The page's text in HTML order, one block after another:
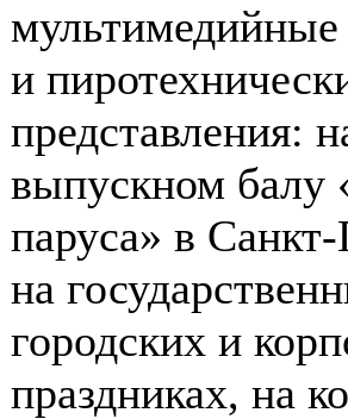
мультимедийные
и
представления:
выпускном балу
паруса» в Санкт-
на
городских и
праздниках, на